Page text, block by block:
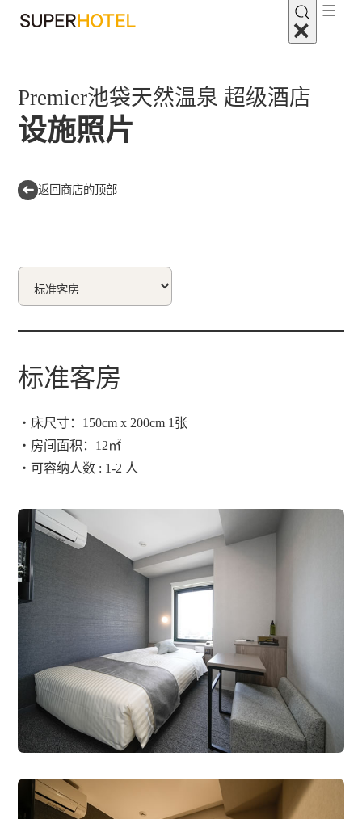
Premier池袋天然温泉 超级酒店
设施照片
返回商店的顶部
标准客房
・床尺寸：150cm x 200cm 1张
・房间面积：12㎡
・可容纳人数 : 1-2 人